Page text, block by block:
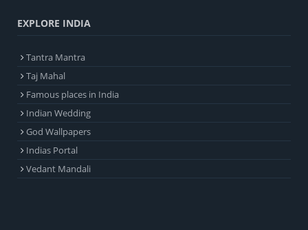
EXPLORE INDIA
Tantra Mantra
Taj Mahal
Famous places in India
Indian Wedding
God Wallpapers
Indias Portal
Vedant Mandali